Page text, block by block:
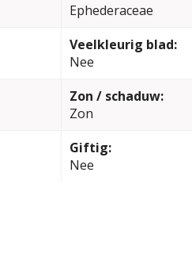
Ephederaceae
Veelkleurig blad:
Nee
Zon / schaduw:
Zon
Giftig:
Nee